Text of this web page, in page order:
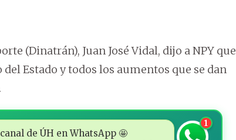
(Dinatrán), Juan José Vidal, dijo a NPY que
Estado y todos los aumentos que se dan
de ÚH en WhatsApp 🤩
1